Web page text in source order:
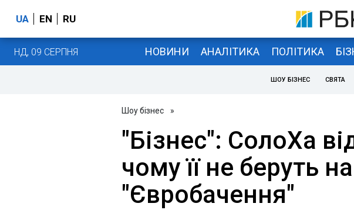
UA EN RU
НД, 09 СЕРПНЯ НОВИНИ АНАЛІТИКА ПОЛІТИКА
ШОУ БІЗНЕС СВЯТА
Шоу бізнес »
"Бізнес": СолоХа
чому її не беруть на
"Євробачення"